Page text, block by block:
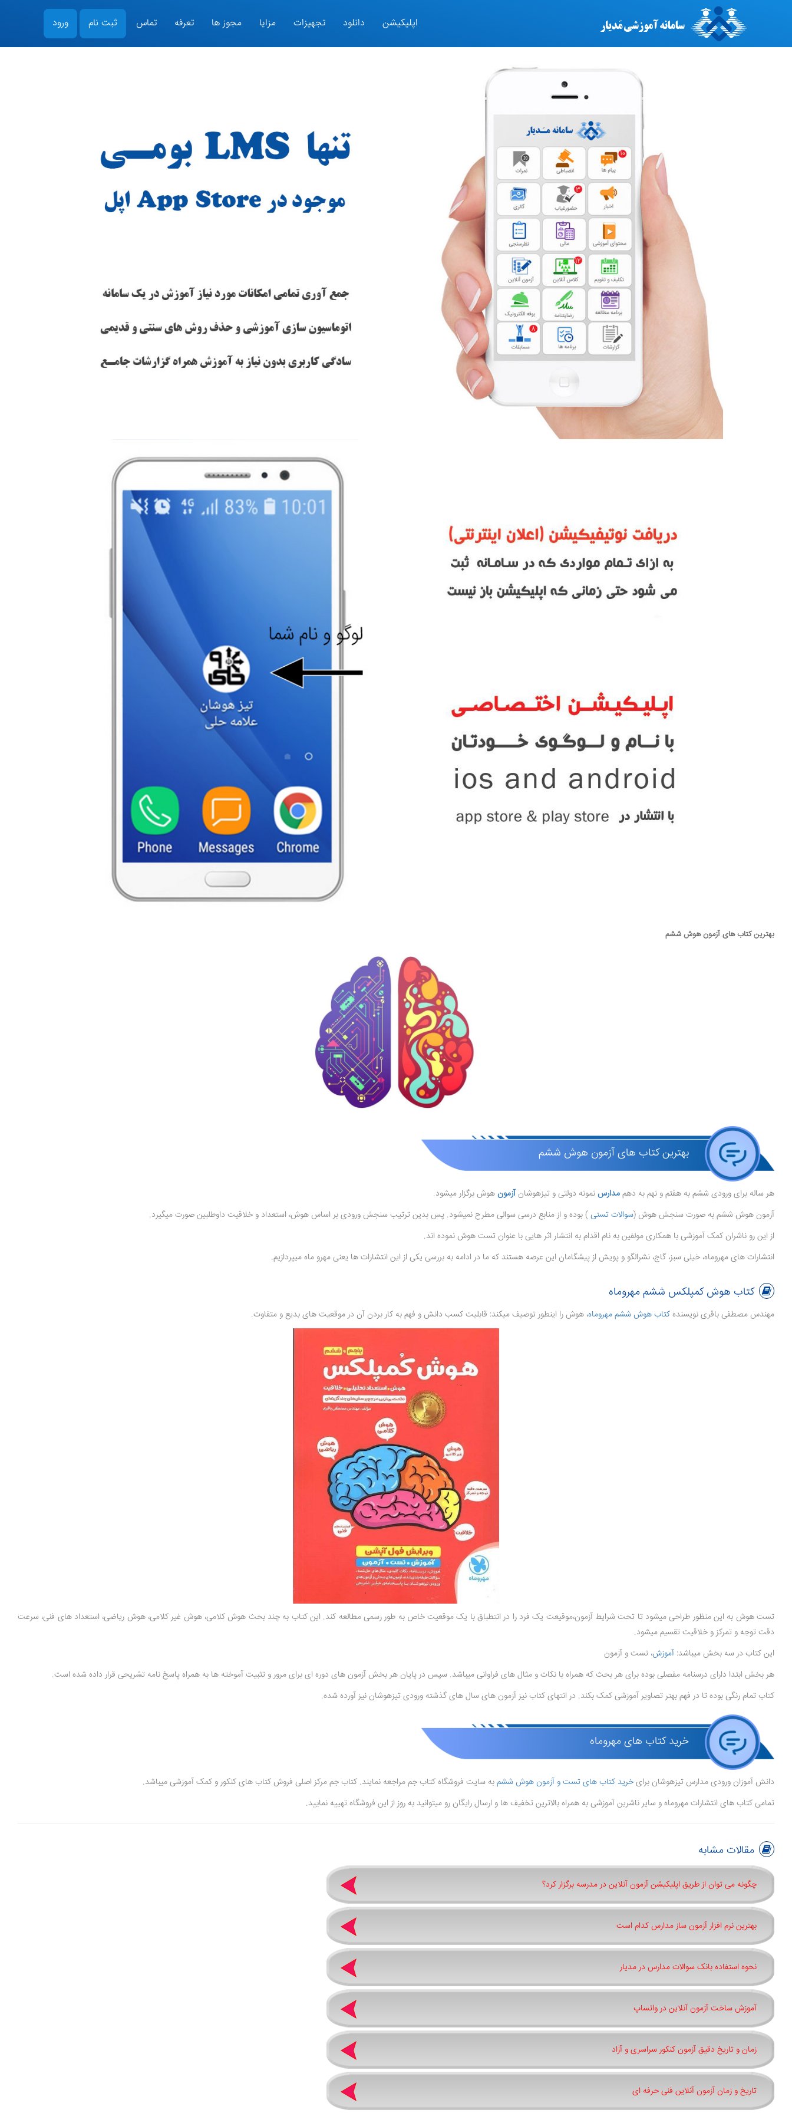
اپلیکیشن دانلود تجهیزات مزایا مجوز ها تعرفه تماس ثبت نام ورود
بهترین کتاب های آزمون هوش ششم
بهترین کتاب های آزمون هوش ششم
هر ساله برای ورودی ششم به هفتم و نهم به دهممدارسنمونه دولتی و تیزهوشانآزمونهوش برگزار میشود.
آزمون هوش ششم به صورت سنجش هوش (سوالات تستی) بوده و از منابع درسی سوالی مطرح نمیشود. پس بدین ترتیب سنجش ورودی بر اساس هوش، استعداد و خلاقیت داوطلبین صورت میگیرد.
از این رو ناشران کمک آموزشی با همکاری مولفین به نام اقدام به انتشار اثر هایی با عنوان تست هوش نموده اند.
انتشارات های مهروماه، خیلی سبز، گاج، نشرالگو و پویش از پیشگامان این عرصه هستند که ما در ادامه به بررسی یکی از این انتشارات ها یعنی مهرو ماه میپردازیم.
کتاب هوش کمپلکس ششم مهروماه
مهندس مصطفی باقری نویسندهکتاب هوش ششم مهروماه، هوش را اینطور توصیف میکند: قابلیت کسب دانش و فهم به کار بردن آن در موقعیت های بدیع و متفاوت.
تست هوش به این منظور طراحی میشود تا تحت شرایط آزمون،موقیعت یک فرد را در انتطباق با یک موقعیت خاص به طور رسمی مطالعه کند. این کتاب به چند بحث هوش کلامی، هوش غیر کلامی، هوش ریاضی، استعداد های فنی، سرعت
دقت توجه و تمرکز و خلاقیت تقسیم میشود.
این کتاب در سه بخش میباشد: آموزش، تست و آزمون
هر بخش ابتدا دارای درسنامه مفصلی بوده برای هر بحث که همراه با نکات و مثال های فراوانی میباشد. سپس در پایان هر بخش آزمون های دوره ای برای مرور و تثبیت آموخته ها به همراه پاسخ نامه تشریحی قرار داده شده است.
کتاب تمام رنگی بوده تا در فهم بهتر تصاویر آموزشی کمک بکند. در انتهای کتاب نیز آزمون های سال های گذشته ورودی تیزهوشان نیز آورده شده.
خرید کتاب های مهروماه
دانش آموزان ورودی مدارس تیزهوشان برایخرید کتاب های تست و آزمون هوش ششمبه سایت فروشگاه کتاب جم مراجعه نمایند. کتاب جم مرکز اصلی فروش کتاب های کنکور و کمک آموزشی میباشد.
تمامی کتاب های انتشارات مهروماه و سایر ناشرین آموزشی به همراه بالاترین تخفیف ها و ارسال رایگان رو میتوانید به روز از این فروشگاه تهییه نمایید.
مقالات مشابه
چگونه می توان از طریق اپلیکیشن آزمون آنلاین در مدرسه برگزار کرد؟
بهترین نرم افزار آزمون ساز مدارس کدام است
نحوه استفاده بانک سوالات مدارس در مدیار
آموزش ساخت آزمون آنلاین در واتساپ
زمان و تاریخ دقیق آزمون کنکور سراسری و آزاد
تاریخ و زمان آزمون آنلاین فنی حرفه ای